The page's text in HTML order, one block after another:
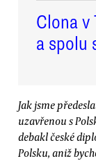
Clona v
a spolu
Jak jsme
uzavřenou s
debakl české
Polsku, aniž